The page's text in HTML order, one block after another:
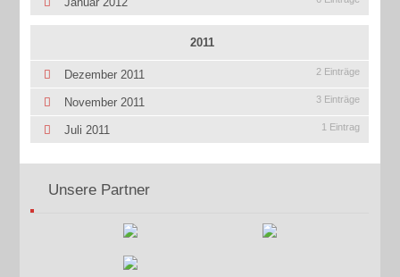
2011
Dezember 2011 2 Einträge
November 2011 3 Einträge
Juli 2011 1 Eintrag
Unsere Partner